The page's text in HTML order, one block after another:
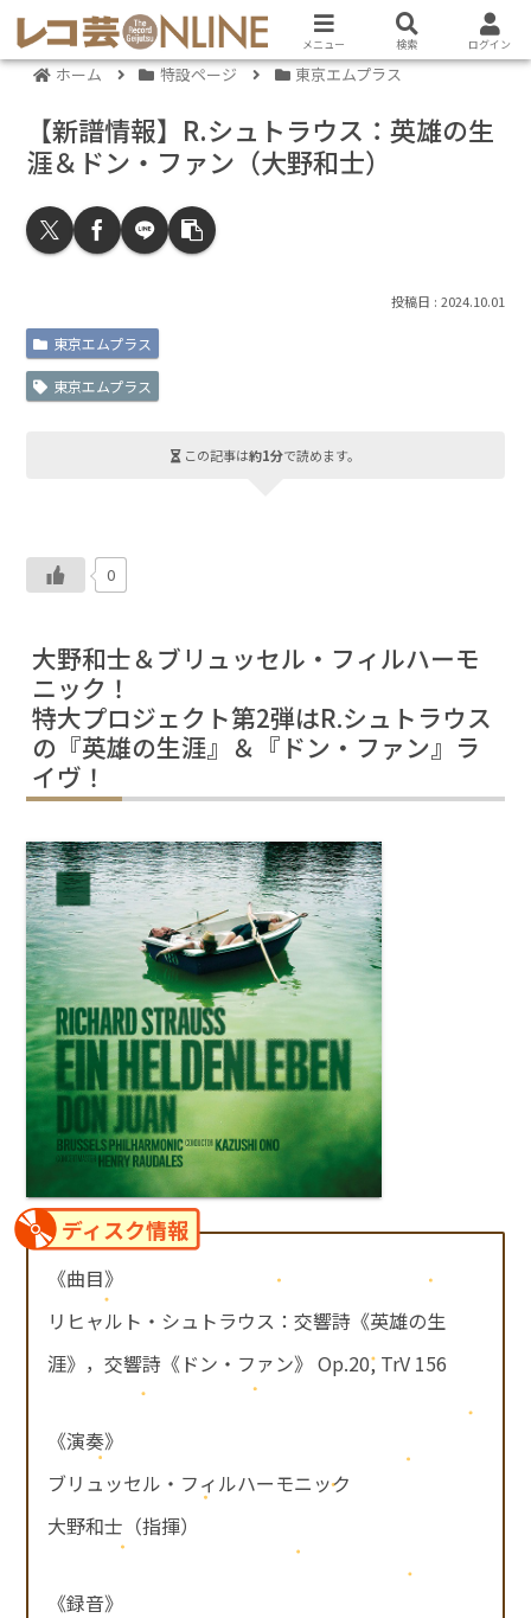
ホーム 特設ページ 東京エムプラス
【新譜情報】R.シュトラウス：英雄の生
涯＆ドン・ファン（大野和士）
2024.10.01
東京エムプラス
東京エムプラス
この記事は約1分で読めます。
0
大野和士＆ブリュッセル・フィルハーモ
ニック！
特大プロジェクト第2弾はR.シュトラウス
の『英雄の生涯』＆『ドン・ファン』ラ
イヴ！
ディスク情報
《曲目》
リヒャルト・シュトラウス：交響詩《英雄の生
涯》，交響詩《ドン・ファン》 Op.20, TrV 156
《演奏》
ブリュッセル・フィルハーモニック
大野和士（指揮）
《録音》
メニュー 検索 ログイン